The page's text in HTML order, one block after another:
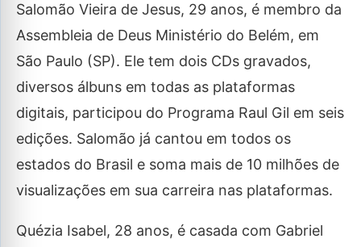
Salomão Vieira de Jesus, 29 anos, é membro da
Assembleia de Deus Ministério do Belém, em
São Paulo (SP). Ele tem dois CDs gravados,
diversos álbuns em todas as plataformas
digitais, participou do Programa Raul Gil em seis
edições. Salomão já cantou em todos os
estados do Brasil e soma mais de 10 milhões de
visualizações em sua carreira nas plataformas.
Quézia Isabel, 28 anos, é casada com Gabriel